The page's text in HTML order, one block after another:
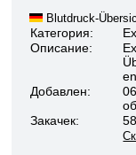
Blutdruck-
Категория:
Описание:
Добавлен:
Закачек: